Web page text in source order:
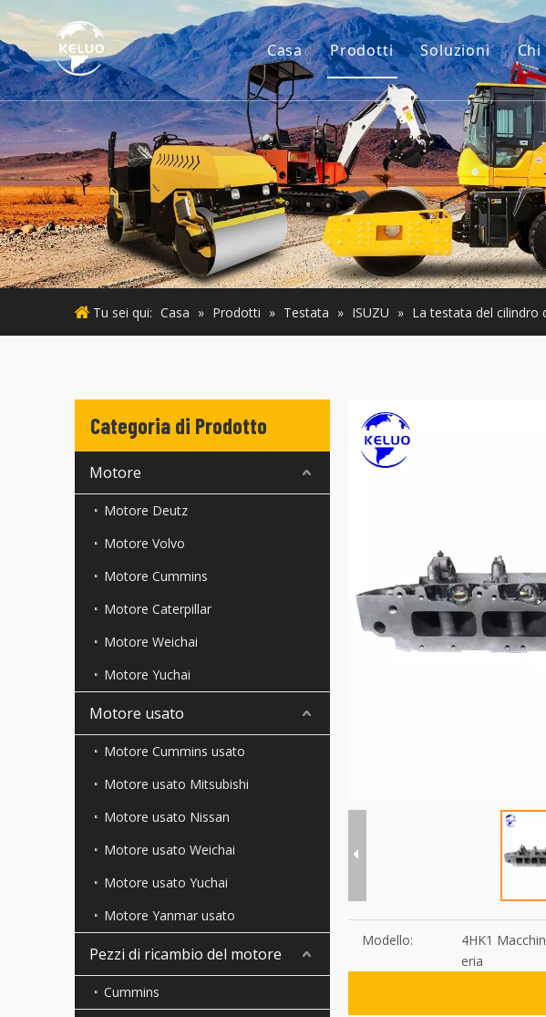
Casa Prodotti
Motore
Accessori per escavatori
Piccoli macchinari per
Motore usato
Macchinari Usati
Soluzioni Chi
Tu sei qui: Casa » Prodotti » Testata » ISUZU » La testata del cilindro
Categoria di Prodotto
Motore
Motore Deutz
Motore Volvo
Motore Cummins
Motore Caterpillar
Motore Weichai
Motore Yuchai
Motore usato
Motore Cummins usato
Motore usato Mitsubishi
Motore usato Nissan
Motore usato Weichai
Motore usato Yuchai
Motore Yanmar usato
Pezzi di ricambio del motore
Cummins
Modello:
4HK1
eria